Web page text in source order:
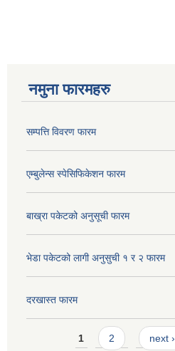
नमुना फारमहरु
सम्पत्ति विवरण फारम
एम्बुलेन्स स्पेसिफिकेशन फारम
बाख्रा पकेटको अनुसूची फारम
भेडा पकेटको लागी अनुसुची १ र २ फारम
दरखास्त फारम
Pages1 2 next ›